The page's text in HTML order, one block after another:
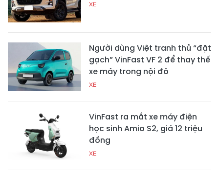
XE
Người dùng Việt tranh thủ “đặt
gạch” VinFast VF 2 để thay thế
xe máy trong nội đô
XE
VinFast ra mắt xe máy điện
học sinh Amio S2, giá 12 triệu
đồng
XE